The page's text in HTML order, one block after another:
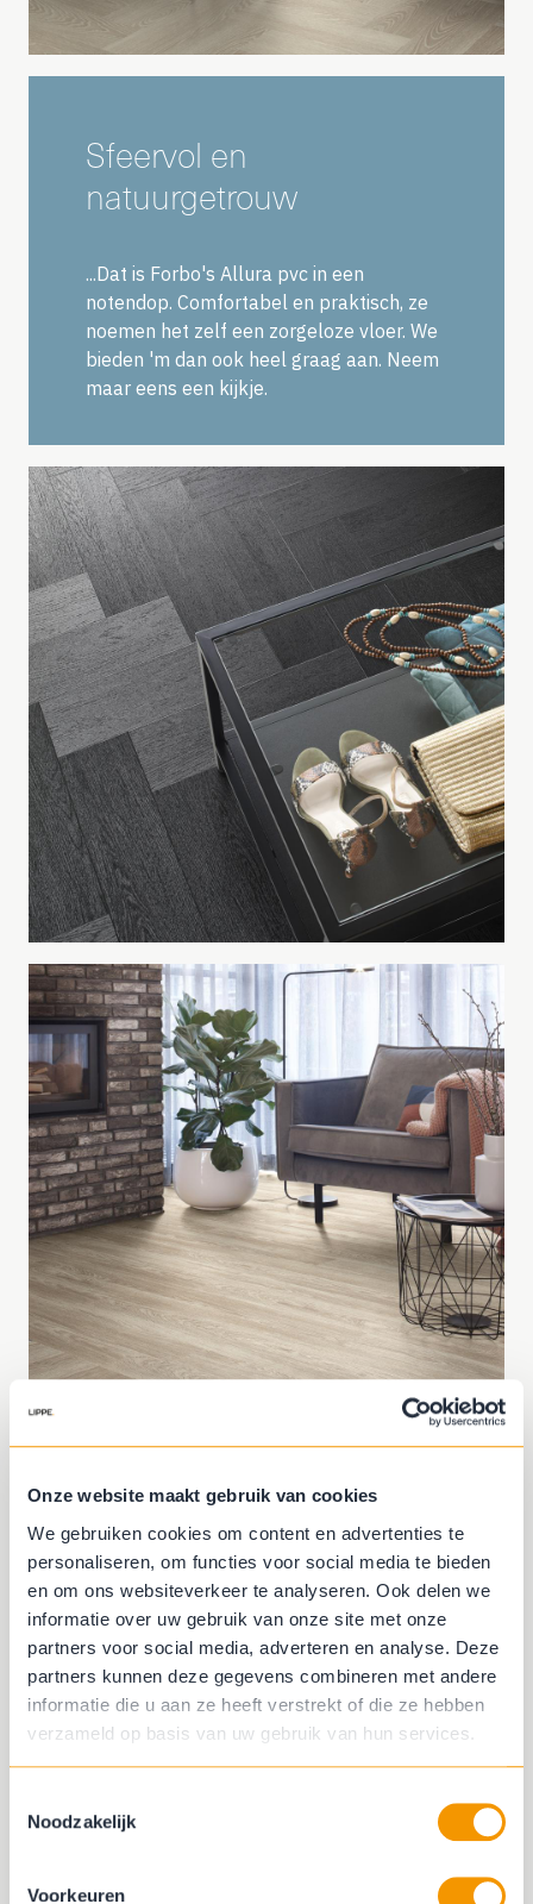
Onze website maakt gebruik van cookies
We gebruiken cookies om content en advertenties te
personaliseren, om functies voor social media te bieden
en om ons websiteverkeer te analyseren. Ook delen we
informatie over uw gebruik van onze site met onze
partners voor social media, adverteren en analyse. Deze
partners kunnen deze gegevens combineren met andere
informatie die u aan ze heeft verstrekt of die ze hebben
verzameld op basis van uw gebruik van hun services.
Noodzakelijk
Voorkeuren
Sfeervol en
natuurgetrouw
...Dat is Forbo's Allura pvc in een
notendop. Comfortabel en praktisch, ze
noemen het zelf een zorgeloze vloer. We
bieden 'm dan ook heel graag aan. Neem
maar eens een kijkje.
Inspirerend advies in de
winkel of gewoon bij jou
thuis!
Het maken van een passende
inrichting is een vak. Tijdens een
elke dag van kunt genieten. Maak via
een afspraak voor een sessie met een